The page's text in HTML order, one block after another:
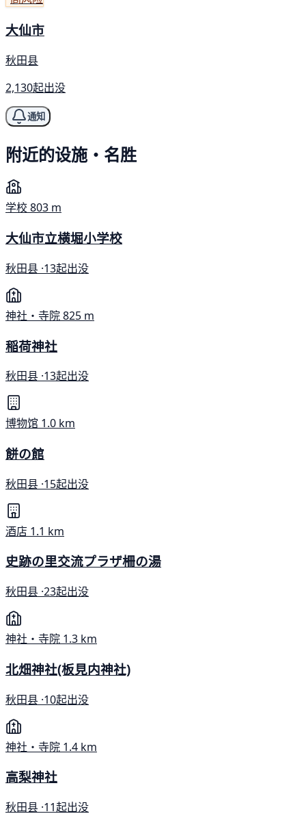
大仙市
秋田县
2,130起出没
通知
附近的设施・名胜
学校803 m
大仙市立横堀小学校
秋田县 ·13起出没
神社・寺院825 m
稲荷神社
秋田县 ·13起出没
博物馆 1.0 km
餅の館
秋田县 ·15起出没
酒店 1.1 km
史跡の里交流プラザ柵の湯
秋田县 ·23起出没
神社・寺院 1.3 km
北畑神社(板見内神社)
秋田县 ·10起出没
神社・寺院 1.4 km
高梨神社
秋田县 ·11起出没